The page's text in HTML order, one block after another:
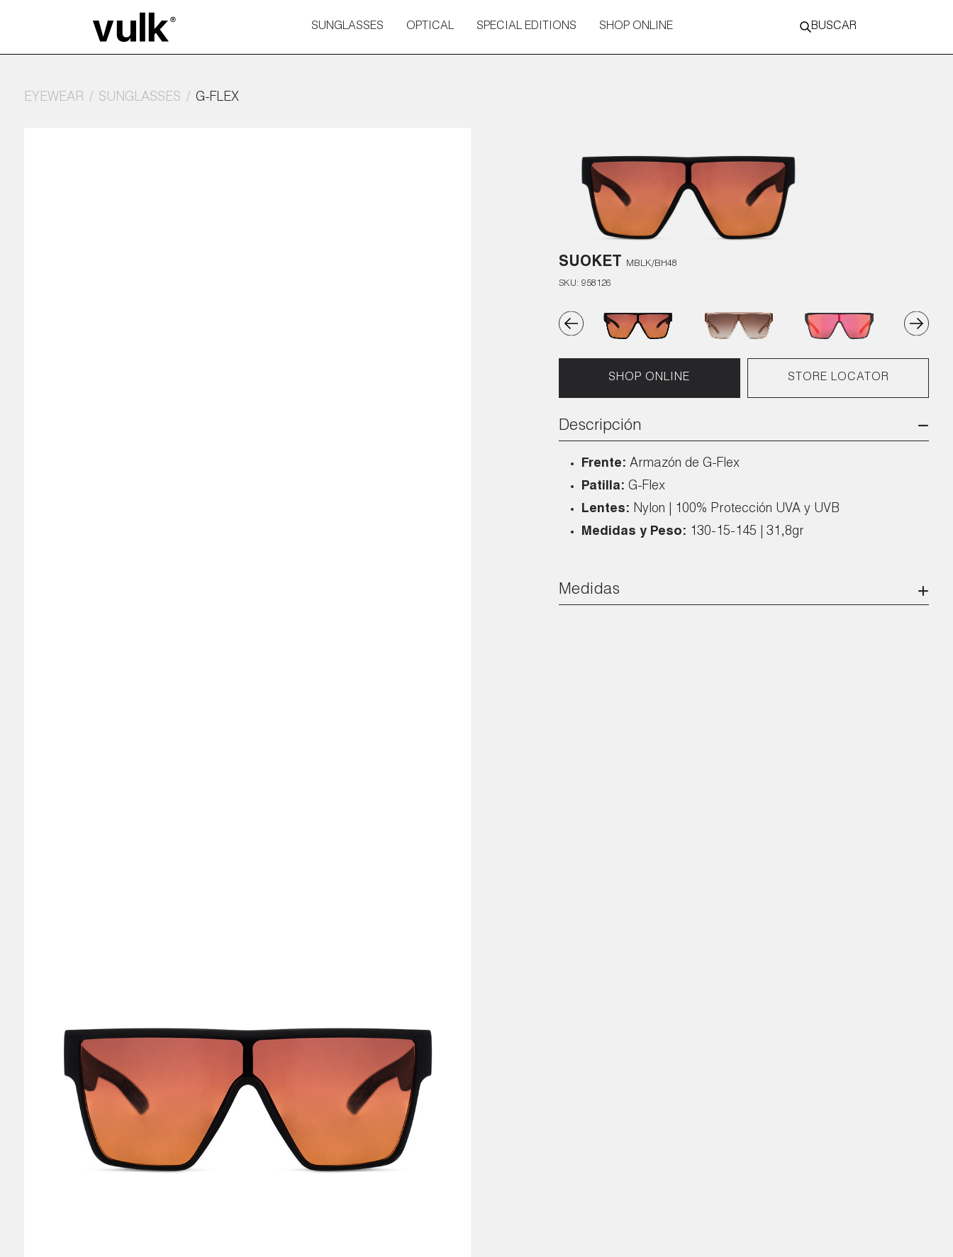
SUNGLASSES OPTICAL SPECIAL EDITIONS SHOP ONLINE BUSCAR
EYEWEAR SUNGLASSES G-FLEX
SUOKET MBLK/BH48
SKU: 958126
SHOP ONLINE STORE LOCATOR
Descripción
Frente: Armazón de G-Flex
Patilla: G-Flex
Lentes: Nylon | 100% Protección UVA y UVB
Medidas y Peso: 130-15-145 | 31,8gr
Medidas